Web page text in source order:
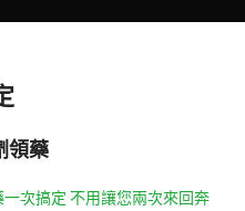
領藥
次搞定 不用讓您兩次來回奔